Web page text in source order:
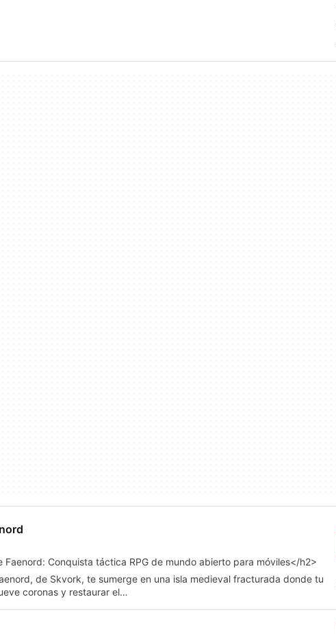
Faenord: Conquista táctica RPG de mundo abierto para móviles</h2>
de Skvork, te sumerge en una isla medieval fracturada donde tu
coronas y restaurar el…